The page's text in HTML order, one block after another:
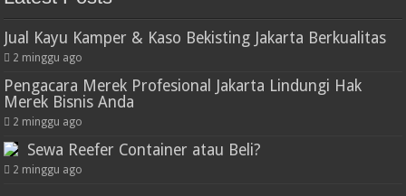
Jual Kayu Kamper & Kaso Bekisting Jakarta Berkualitas
2 minggu ago
Pengacara Merek Profesional Jakarta Lindungi Hak
Merek Bisnis Anda
2 minggu ago
Sewa Reefer Container atau Beli?
2 minggu ago